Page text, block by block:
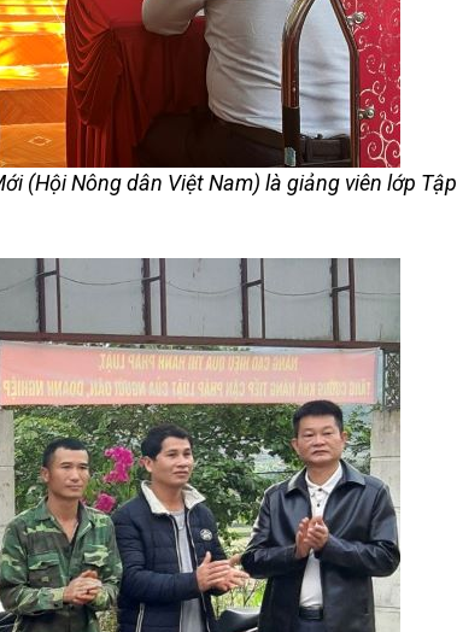
(Hội Nông dân Việt Nam)là giảng viên lớp Tập